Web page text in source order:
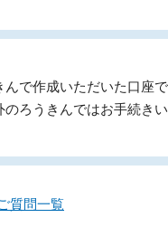
んで作成いただいた口座
のろうきんではお手続きい
質問一覧